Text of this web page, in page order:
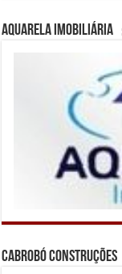
Aquarela Imobiliária
Cabrobó Construções